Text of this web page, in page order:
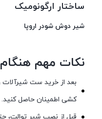
ساختار ارگونومیک
شیر دوش شودر اروپا
نکات مهم
بعد از خرید ست شیرآلات
کشی اطمینان حاصل کنید.
قبل از نصب شیر توالت،